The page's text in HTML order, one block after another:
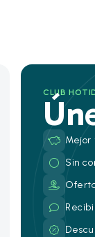
CLUB
Sin